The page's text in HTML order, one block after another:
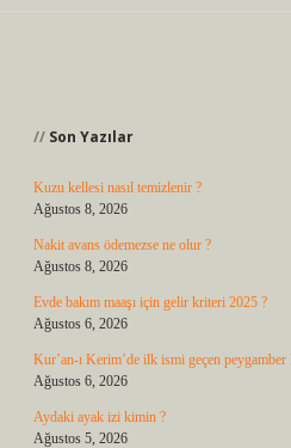
Son Yazılar
Kuzu kellesi nasıl temizlenir ?
Ağustos 8, 2026
Nakit avans ödemezse ne olur ?
Ağustos 8, 2026
Evde bakım maaşı için gelir kriteri 2025 ?
Ağustos 6, 2026
Kur’an-ı Kerim’de ilk ismi geçen
Ağustos 6, 2026
Aydaki ayak izi kimin ?
Ağustos 5, 2026